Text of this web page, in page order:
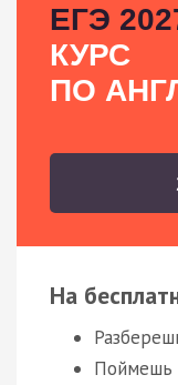
ЕГЭ
КУРС
ПО
На
Поймешь